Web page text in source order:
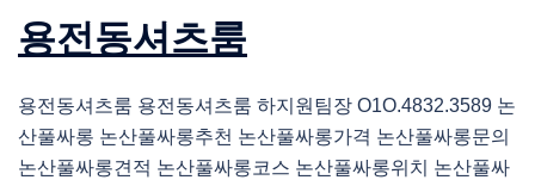
용전동셔츠룸
용전동셔츠룸 용전동셔츠룸 하지원팀장 O1O.4832.3589 논
산풀싸롱 논산풀싸롱추천 논산풀싸롱가격 논산풀싸롱문의
논산풀싸롱견적 논산풀싸롱코스 논산풀싸롱위치 논산풀싸